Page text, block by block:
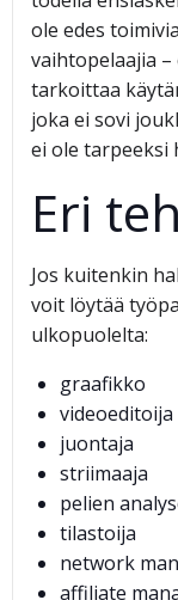
ole edes
vaihtopelaajia –
tarkoittaa
joka ei sovi
ei ole tarpeeksi
Eri
Jos kuitenkin
voit löytää
ulkopuolelta:
graafikko
videoeditoija
juontaja
striimaaja
pelien
tilastoija
network
affiliate